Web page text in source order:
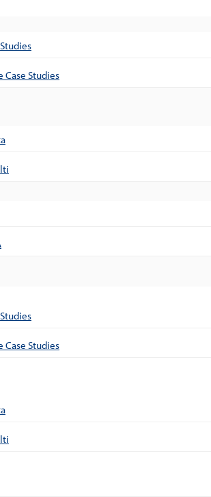
Case Studies
Case Studies